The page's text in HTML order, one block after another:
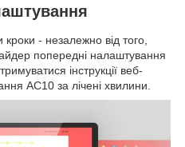
- незалежно від того,
попередні налаштування
інструкції веб-
AC10 за лічені хвилини.